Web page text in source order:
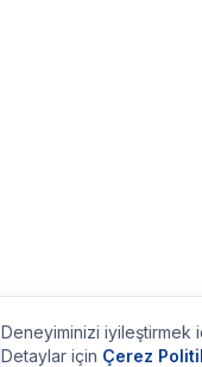
Deneyiminizi iyileştirmek
Detaylar için Çerez